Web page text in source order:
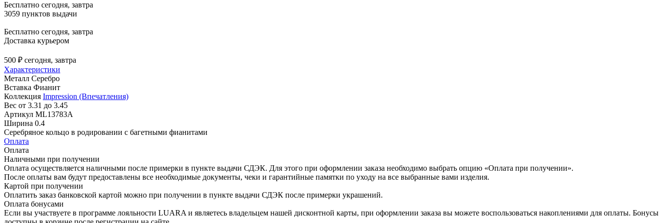
Бесплатно сегодня, завтра
3059 пунктов выдачи
Бесплатно сегодня, завтра
Доставка курьером
500 ₽ сегодня, завтра
Характеристики
Металл Серебро
Вставка Фианит
Коллекция Impression (Впечатления)
Вес от 3.31 до 3.45
Артикул ML13783A
Ширина 0.4
Серебряное кольцо в родировании с багетными фианитами
Оплата
Оплата
Наличными при получении
Оплата осуществляется наличными после примерки в пункте выдачи СДЭК. Для этого при оформлении заказа необходимо выбрать опцию «Оплата при получении».
После оплаты вам будут предоставлены все необходимые документы, чеки и гарантийные памятки по уходу на все выбранные вами изделия.
Картой при получении
Оплатить заказ банковской картой можно при получении в пункте выдачи СДЭК после примерки украшений.
Оплата бонусами
Если вы участвуете в программе лояльности LUARA и являетесь владельцем нашей дисконтной карты, при оформлении заказа вы можете воспользоваться накоплениями для оплаты. Бонусы